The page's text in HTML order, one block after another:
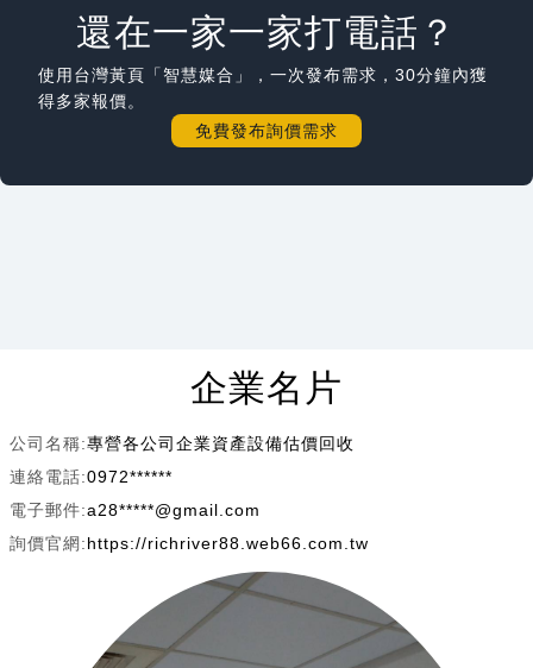
還在一家一家打電話？
使用台灣黃頁「智慧媒合」，一次發布需求，30分鐘內獲
得多家報價。
免費發布詢價需求
企業名片
公司名稱:專營各公司企業資產設備估價回收
連絡電話:0972******
電子郵件:a28*****@gmail.com
詢價官網:https://richriver88.web66.com.tw